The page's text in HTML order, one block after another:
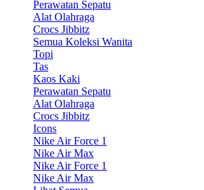
Perawatan Sepatu
Alat Olahraga
Crocs Jibbitz
Semua Koleksi Wanita
Topi
Tas
Kaos Kaki
Perawatan Sepatu
Alat Olahraga
Crocs Jibbitz
Icons
Nike Air Force 1
Nike Air Max
Nike Air Force 1
Nike Air Max